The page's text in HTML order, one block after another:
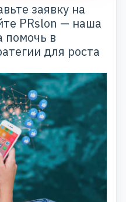
заявку на
PRslon — наша
помочь в
для роста